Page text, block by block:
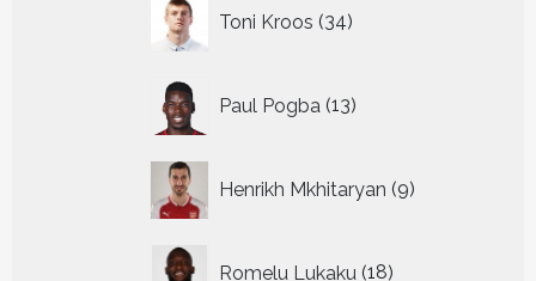
Toni Kroos 34
producten
Paul Pogba 13
producten
Henrikh Mkhitaryan 9
producten
Romelu Lukaku 18